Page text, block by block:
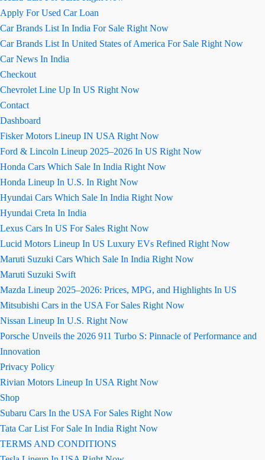
Apply For Used Car Loan
Car Brands List In India For Sale Right Now
Car Brands List In United States of America For Sale Right Now
Car News In India
Checkout
Chevrolet Line Up In US Right Now
Contact
Dashboard
Fisker Motors Lineup IN USA Right Now
Ford & Lincoln Lineup 2025–2026 In US Right Now
Honda Cars Which Sale In India Right Now
Honda Lineup In U.S. In Right Now
Hyundai Cars Which Sale In India Right Now
Hyundai Creta In India
Lexus Cars In US For Sales Right Now
Lucid Motors Lineup In US Luxury EVs Refined Right Now
Maruti Suzuki Cars Which Sale In India Right Now
Maruti Suzuki Swift
Mazda Lineup 2025–2026: Prices, MPG, and Highlights In US
Mitsubishi Cars in the USA For Sales Right Now
Nissan Lineup In U.S. Right Now
Porsche Unveils the 2026 911 Turbo S: Pinnacle of Performance and
Innovation
Privacy Policy
Rivian Motors Lineup In USA Right Now
Shop
Subaru Cars In the USA For Sales Right Now
Tata Car List For Sale In India Right Now
TERMS AND CONDITIONS